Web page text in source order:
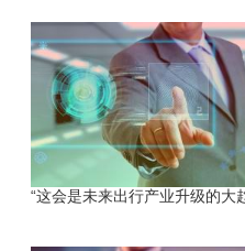
“这会是未来出行产业升级的大